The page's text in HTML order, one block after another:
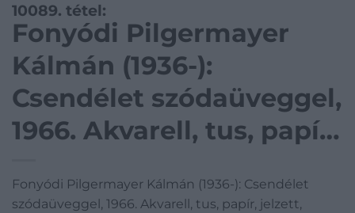
10089. tétel:
Fonyódi Pilgermayer
Kálmán (1936-):
Csendélet szódaüveggel,
1966. Akvarell, tus, papír,
Fonyódi Pilgermayer Kálmán (1936-): Csendélet
szódaüveggel, 1966. Akvarell, tus, papír, jelzett,